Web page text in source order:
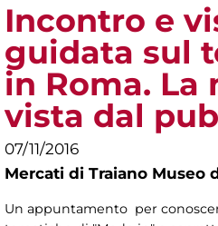
Incontro e
guidata sul
in Roma. La
vista dal
07/11/2016
Mercati di Traiano Museo
Un appuntamento per